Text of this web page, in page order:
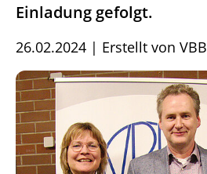
Einladung gefolgt.
26.02.2024 | Erstellt von VBB